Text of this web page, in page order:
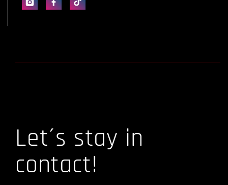
Let´s stay in
contact!